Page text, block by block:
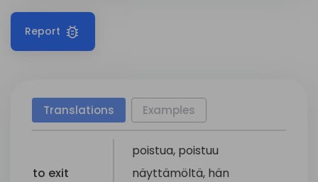
Report
Translations Examples
to exit
poistua, poistuu
näyttämöltä, hän